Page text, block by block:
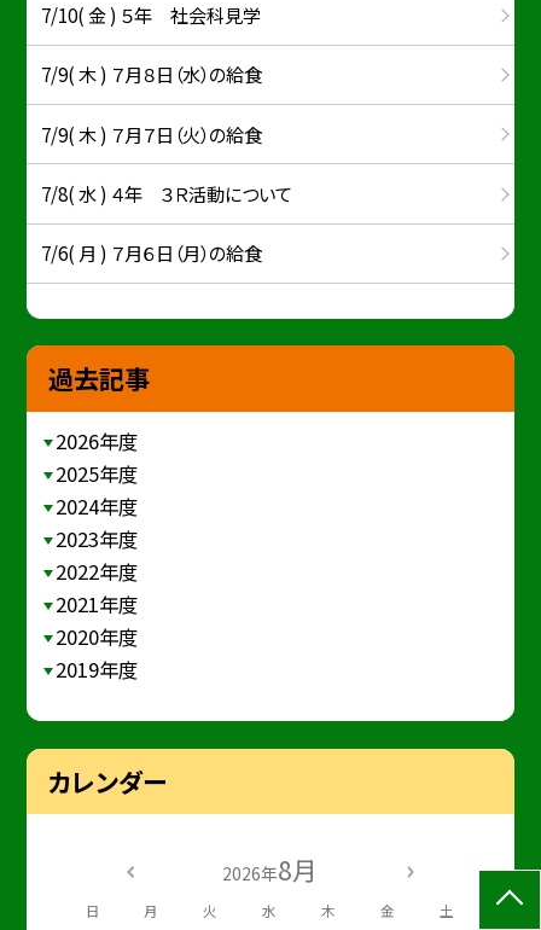
7/10( 金 ) ５年 社会科見学
7/9( 木 ) ７月８日（水）の給食
7/9( 木 ) ７月７日（火）の給食
7/8( 水 ) ４年 ３Ｒ活動について
7/6( 月 ) ７月６日（月）の給食
過去記事
2026年度
2025年度
2024年度
2023年度
2022年度
2021年度
2020年度
2019年度
カレンダー
2026年8月
日 月 火 水 木 金 土